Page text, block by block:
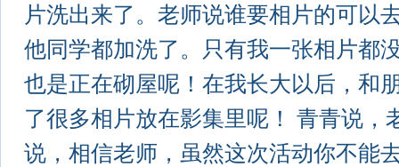
片洗出来了。老师说谁要相片的可以
他同学都加洗了。只有我一张相片都
也是正在砌屋呢！在我长大以后，和
了很多相片放在影集里呢！ 青青说，
说，相信老师，虽然这次活动你不能